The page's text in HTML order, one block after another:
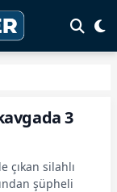
3
çıkan silahlı
şüpheli